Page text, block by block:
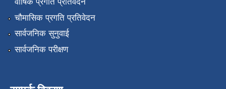
वार्षिक प्रगति प्रतिवेदन
चौमासिक प्रगति प्रतिवेदन
सार्वजनिक सुनुवाई
सार्वजनिक परीक्षण